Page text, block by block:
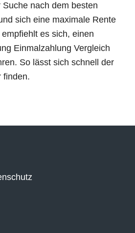
nach dem besten
sich eine maximale Rente
es sich, einen
Einmalzahlung Vergleich
So lässt sich schnell der
finden.